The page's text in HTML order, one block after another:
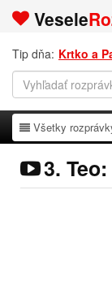
Vesele
Tip dňa: Krtko a
Všetky
Všetky
3.